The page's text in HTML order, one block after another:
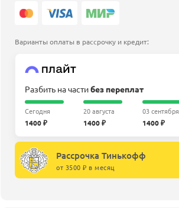
Варианты оплаты в рассрочку и кредит:
Разбить на частибез переплат
Сегодня
1400 ₽
20 августа
1400 ₽
03 сентября
1400 ₽
Рассрочка Тинькофф
от 3500 ₽ в месяц